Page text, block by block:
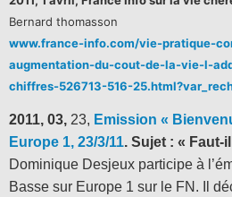
Bernard thomasson
www.france-info.com/vie-pratique-
augmentation-du-cout-de-la-vie-l-
chiffres-526713-516-
2011, 03, 23, Emission «
Europe 1, 23/3/11. Sujet : « Faut-
Dominique Desjeux participe à
Basse sur Europe 1 sur le FN.
Il